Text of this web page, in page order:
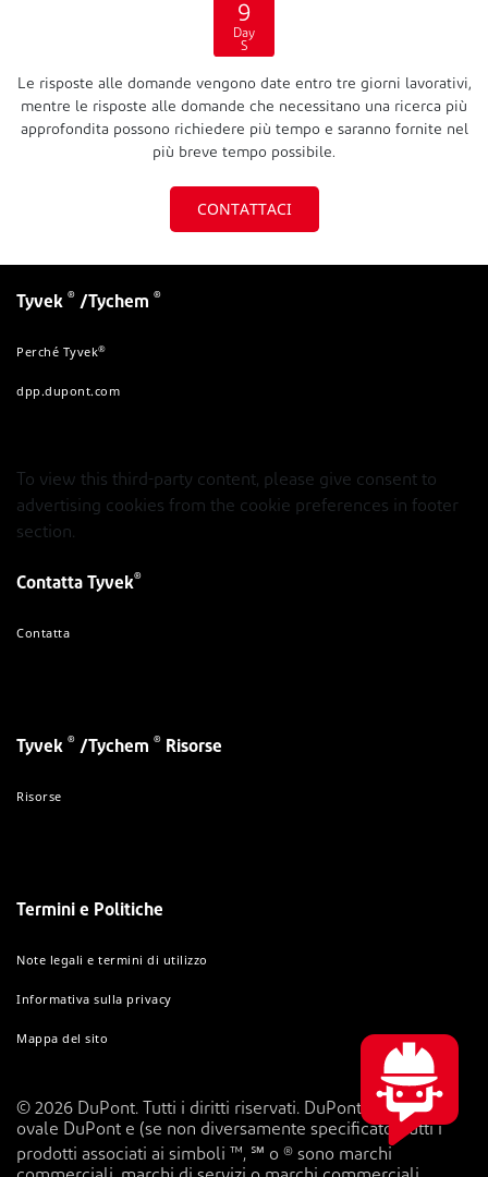
9
Day
S
Le risposte alle domande vengono date entro tre giorni lavorativi,
mentre le risposte alle domande che necessitano una ricerca più
approfondita possono richiedere più tempo e saranno fornite nel
più breve tempo possibile.
CONTATTACI
Tyvek ® /Tychem ®
Perché Tyvek®
dpp.dupont.com
To view this third-party content, please give consent to
advertising cookies from the cookie preferences in footer
section.
Contatta Tyvek®
Contatta
Tyvek ® /Tychem ® Risorse
Risorse
Termini e Politiche
Note legali e termini di utilizzo
Informativa sulla privacy
Mappa del sito
© 2026 DuPont. Tutti i diritti riservati. DuPont™, il logo
ovale DuPont e (se non diversamente specificato) tutti i
prodotti associati ai simboli ™, ℠ o ® sono marchi